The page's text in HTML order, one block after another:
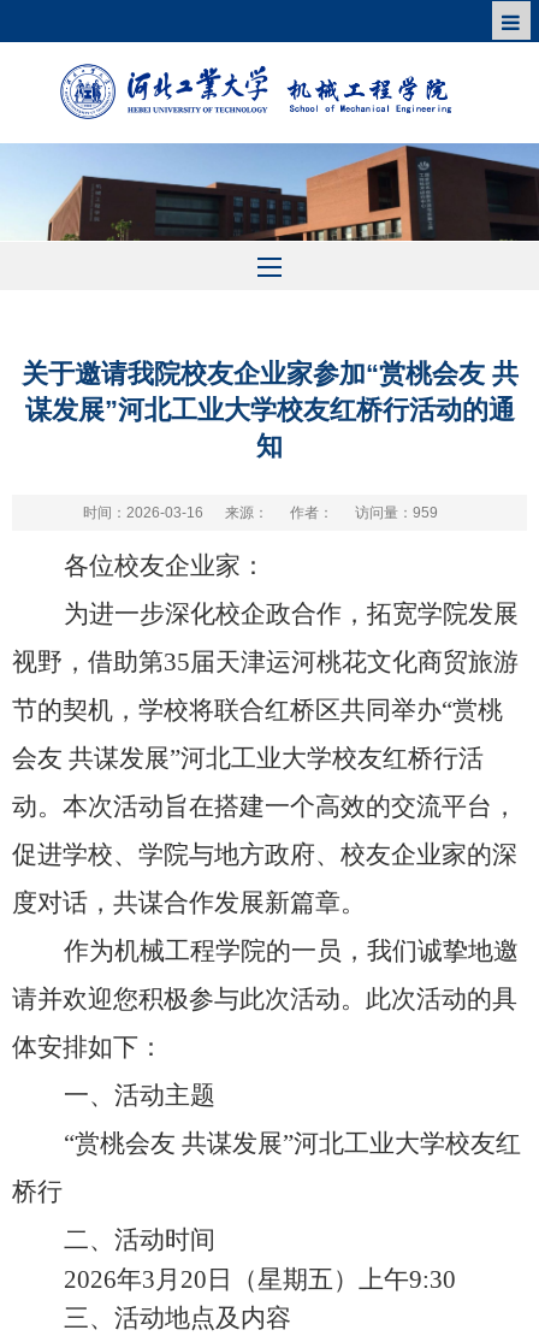
关于邀请我院校友企业家参加“赏桃会友 共
谋发展”河北工业大学校友红桥行活动的通
知
时间：2026-03-16 来源： 作者： 访问量： 959
各位校友企业家：
为进一步深化校企政合作，拓宽学院发展
视野，借助第35届天津运河桃花文化商贸旅游
节的契机，学校将联合红桥区共同举办“赏桃
会友 共谋发展”河北工业大学校友红桥行活
动。本次活动旨在搭建一个高效的交流平台，
促进学校、学院与地方政府、校友企业家的深
度对话，共谋合作发展新篇章。
作为机械工程学院的一员，我们诚挚地邀
请并欢迎您积极参与此次活动。此次活动的具
体安排如下：
一、活动主题
“赏桃会友 共谋发展”河北工业大学校友红
桥行
二、活动时间
2026年3月20日（星期五）上午9:30
三、活动地点及内容